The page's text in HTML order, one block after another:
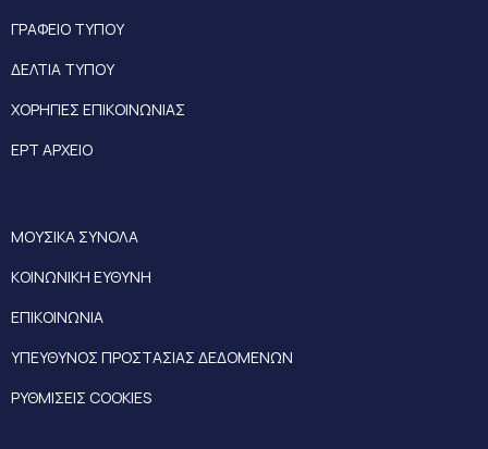
ΓΡΑΦΕΙΟ ΤΥΠΟΥ
ΔΕΛΤΙΑ ΤΥΠΟΥ
ΧΟΡΗΓΙΕΣ ΕΠΙΚΟΙΝΩΝΙΑΣ
ΕΡΤ ΑΡΧΕΙΟ
ΜΟΥΣΙΚΑ ΣΥΝΟΛΑ
ΚΟΙΝΩΝΙΚΗ ΕΥΘΥΝΗ
ΕΠΙΚΟΙΝΩΝΙΑ
ΥΠΕΥΘΥΝΟΣ ΠΡΟΣΤΑΣΙΑΣ ΔΕΔΟΜΕΝΩΝ
ΡΥΘΜΙΣΕΙΣ COOKIES